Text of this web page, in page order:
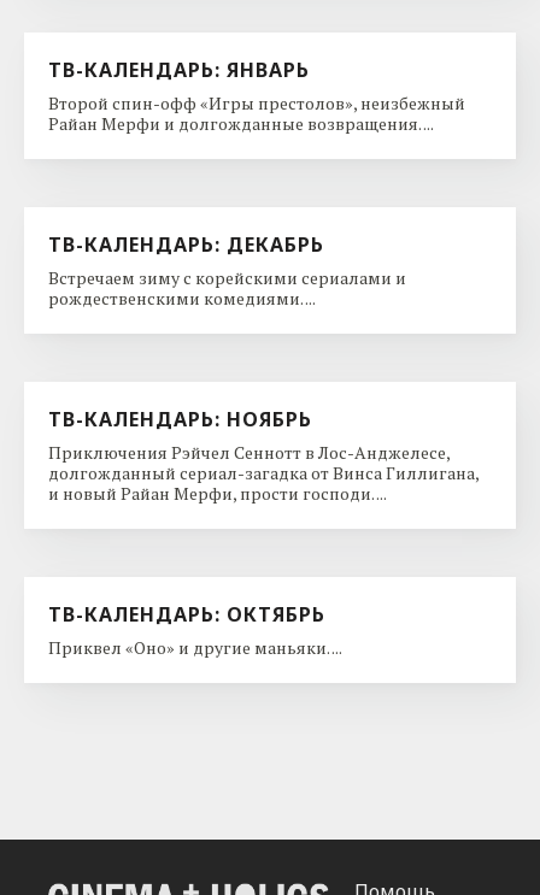
ТВ-КАЛЕНДАРЬ: ЯНВАРЬ
Второй спин-офф «Игры престолов», неизбежный
Райан Мерфи и долгожданные возвращения. ...
ТВ-КАЛЕНДАРЬ: ДЕКАБРЬ
Встречаем зиму с корейскими сериалами и
рождественскими комедиями. ...
ТВ-КАЛЕНДАРЬ: НОЯБРЬ
Приключения Рэйчел Сеннотт в Лос-Анджелесе,
долгожданный сериал-загадка от Винса Гиллигана,
и новый Райан Мерфи, прости господи. ...
ТВ-КАЛЕНДАРЬ: ОКТЯБРЬ
Приквел «Оно» и другие маньяки. ...